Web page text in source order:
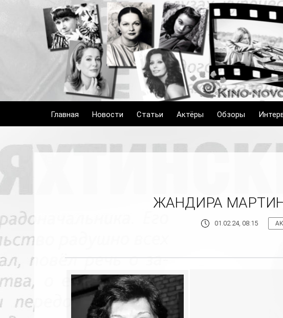
Главная Новости Статьи Актёры Обзоры
ЖАНДИРА
01.02.24, 08:15